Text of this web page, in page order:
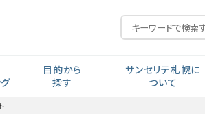
目的から
探す
サンセリテ札幌に
ついて